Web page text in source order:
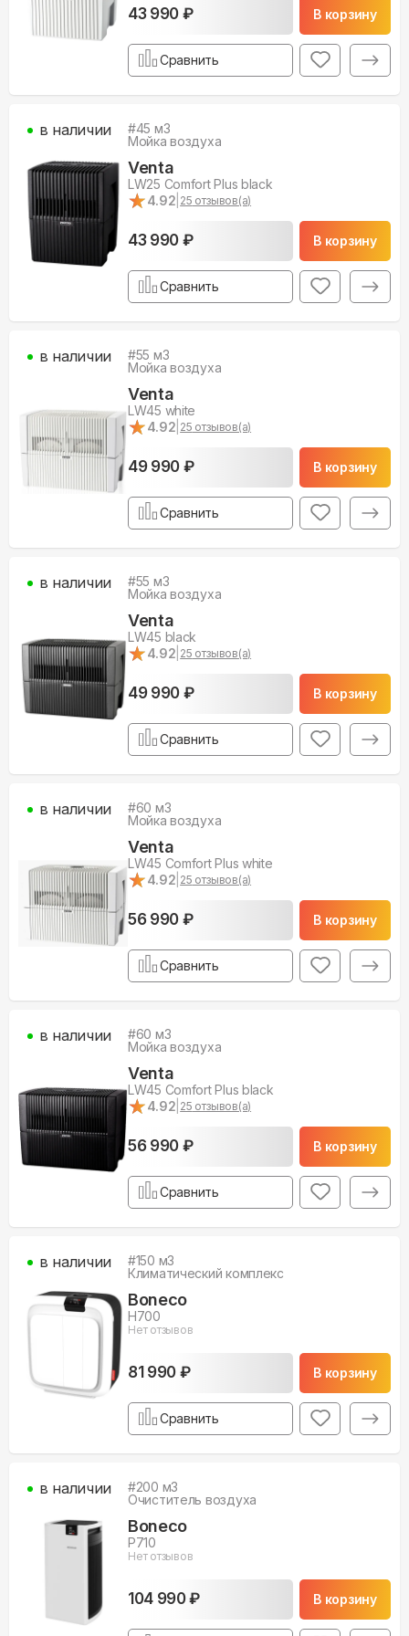
43 990 ₽ В корзину
Сравнить
#45 м3
Мойка воздуха
Venta
LW25 Comfort Plus black
★
★4.92 25 отзывов(а)
43 990 ₽ В корзину
в наличии
Сравнить
#55 м3
Мойка воздуха
Venta
LW45 white
★
★4.92 25 отзывов(а)
49 990 ₽ В корзину
в наличии
Сравнить
#55 м3
Мойка воздуха
Venta
LW45 black
★
★4.92 25 отзывов(а)
49 990 ₽ В корзину
в наличии
Сравнить
#60 м3
Мойка воздуха
Venta
LW45 Comfort Plus white
★
★4.92 25 отзывов(а)
56 990 ₽ В корзину
в наличии
Сравнить
#60 м3
Мойка воздуха
Venta
LW45 Comfort Plus black
★
★4.92 25 отзывов(а)
56 990 ₽ В корзину
в наличии
Сравнить
#150 м3
Климатический комплекс
Boneco
H700
Нет отзывов
81 990 ₽ В корзину
в наличии
Сравнить
#200 м3
Очиститель воздуха
Boneco
P710
Нет отзывов
104 990 ₽ В корзину
в наличии